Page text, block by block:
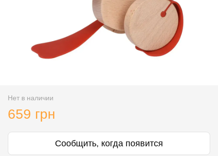
Нет в наличии
659 грн
Сообщить, когда появится